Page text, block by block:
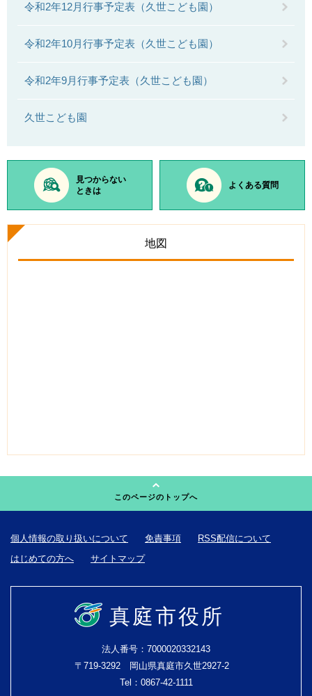
令和2年12月行事予定表（久世こども園）
令和2年10月行事予定表（久世こども園）
令和2年9月行事予定表（久世こども園）
久世こども園
見つからない
ときは
よくある質問
地図
このページのトップへ
個人情報の取り扱いについて 免責事項
RSS配信について
はじめての方へ
サイトマップ
真庭市役所
法人番号：7000020332143
〒719-3292 岡山県真庭市久世2927-2
Tel：0867-42-1111